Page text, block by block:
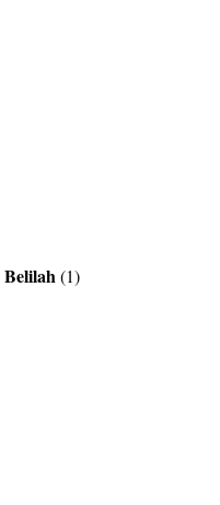
Belilah(1)